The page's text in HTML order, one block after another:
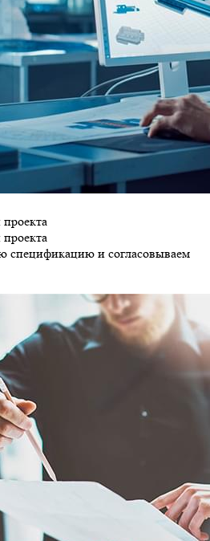
спецификацию и согласовываем